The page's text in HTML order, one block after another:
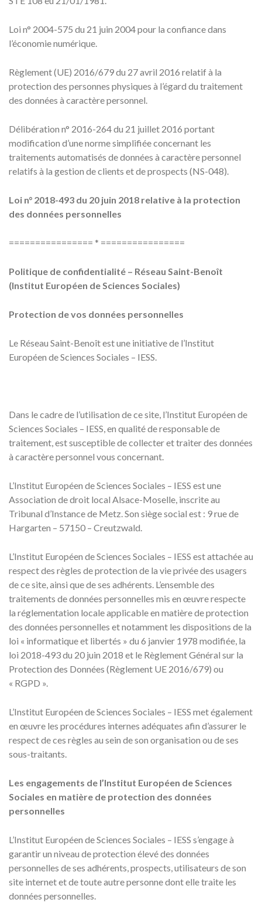
Loi n° 2004-575 du 21 juin 2004 pour la confiance dans
l’économie numérique.
Règlement (UE) 2016/679 du 27 avril 2016 relatif à la
protection des personnes physiques à l’égard du traitement
des données à caractère personnel.
Délibération n° 2016-264 du 21 juillet 2016 portant
modification d’une norme simplifiée concernant les
traitements automatisés de données à caractère personnel
relatifs à la gestion de clients et de prospects (NS-048).
Loi n° 2018-493 du 20 juin 2018 relative à la protection
des données personnelles
================ * ================
Politique de confidentialité – Réseau Saint-Benoît
(Institut Européen de Sciences Sociales)
Protection de vos données personnelles
Le Réseau Saint-Benoît est une initiative de l’Institut
Européen de Sciences Sociales – IESS.
Dans le cadre de l’utilisation de ce site, l’Institut Européen de
Sciences Sociales – IESS, en qualité de responsable de
traitement, est susceptible de collecter et traiter des données
à caractère personnel vous concernant.
L’Institut Européen de Sciences Sociales – IESS est une
Association de droit local Alsace-Moselle, inscrite au
Tribunal d’Instance de Metz. Son siège social est : 9 rue de
Hargarten – 57150 – Creutzwald.
L’Institut Européen de Sciences Sociales – IESS est attachée au
respect des règles de protection de la vie privée des usagers
de ce site, ainsi que de ses adhérents. L’ensemble des
traitements de données personnelles mis en œuvre respecte
la réglementation locale applicable en matière de protection
des données personnelles et notamment les dispositions de la
loi « informatique et libertés » du 6 janvier 1978 modifiée, la
loi 2018-493 du 20 juin 2018 et le Règlement Général sur la
Protection des Données (Règlement UE 2016/679) ou
« RGPD ».
L’Institut Européen de Sciences Sociales – IESS met également
en œuvre les procédures internes adéquates afin d’assurer le
respect de ces règles au sein de son organisation ou de ses
sous-traitants.
Les engagements de l’Institut Européen de Sciences
Sociales en matière de protection des données
personnelles
L’Institut Européen de Sciences Sociales – IESS s’engage à
garantir un niveau de protection élevé des données
personnelles de ses adhérents, prospects, utilisateurs de son
site internet et de toute autre personne dont elle traite les
données personnelles.